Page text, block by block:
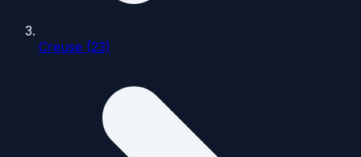
Creuse (23)